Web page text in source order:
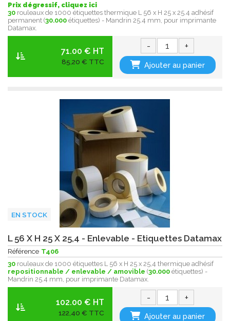
Prix dégressif, cliquez ici
30 rouleaux de 1000 étiquettes thermique L 56 x H 25 x 25.4 adhésif
permanent (30.000 étiquettes) - Mandrin 25.4 mm, pour imprimante
Datamax.
71.00 € HT
85,20 € TTC
- +
Ajouter au panier
EN STOCK
L 56 X H 25 X 25,4 - Enlevable - Etiquettes Datamax
Référence T406
30 rouleaux de 1000 étiquettes L 56 x H 25 x 25,4 thermique adhésif
repositionnable / enlevable / amovible (30.000 étiquettes) -
Mandrin 25.4 mm, pour imprimante Datamax.
102.00 € HT
122,40 € TTC
- +
Ajouter au panier